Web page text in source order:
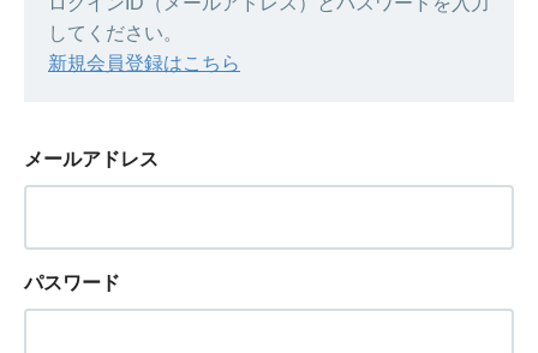
してください。
新規会員登録はこちら
メールアドレス
パスワード